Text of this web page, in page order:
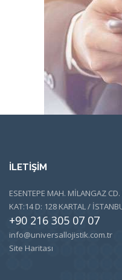
İLETİŞİM
ESENTEPE MAH. MİLANGAZ
KAT:14 D: 128 KARTAL /
+90 216 305 07 07
info@universallojistik.com.tr
Site Haritası